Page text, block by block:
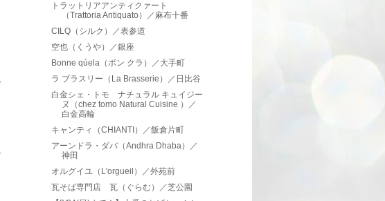
トラットリアアンティクァート
（Trattoria Antiquato）／麻布十番
CILQ（シルク）／表参道
空也（くうや）／銀座
Bonne qúela（ボン クラ）／大手町
ラ ブラスリー（La Brasserie）／日比谷
白金シェ・トモ ナチュラル キュイジー
ヌ（chez tomo Natural Cuisine ）／
白金高輪
キャンティ（CHIANTI）／飯倉片町
アーンドラ・ダバ（Andhra Dhaba）／
神田
オルグイユ（L'orgueil）／外苑前
瓦そば専門店 瓦（ぐらむ）／芝公園